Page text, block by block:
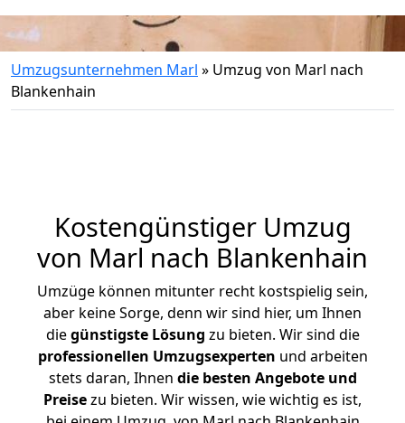
Umzugsunternehmen Marl » Umzug von Marl nach
Blankenhain
Kostengünstiger Umzug
von Marl nach Blankenhain
Umzüge können mitunter recht kostspielig sein,
aber keine Sorge, denn wir sind hier, um Ihnen
diegünstigste Lösung zu bieten. Wir sind die
professionellen Umzugsexperten und arbeiten
stets daran, Ihnen die besten Angebote und
Preisezu bieten. Wir wissen, wie wichtig es ist,